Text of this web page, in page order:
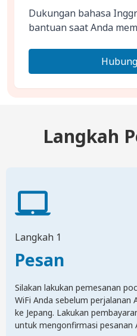
Dukungan bahasa
bantuan saat Anda
Langkah
Langkah 1
Pesan
Silakan lakukan pemesanan
WiFi Anda sebelum perjalanan
ke Jepang. Lakukan
untuk mengonfirmasi pesanan